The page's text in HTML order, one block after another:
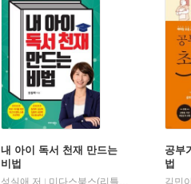
내 아이 독서 천재 만드는
비법
공부
법